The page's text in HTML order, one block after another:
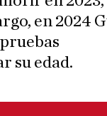
en 2024
su edad.